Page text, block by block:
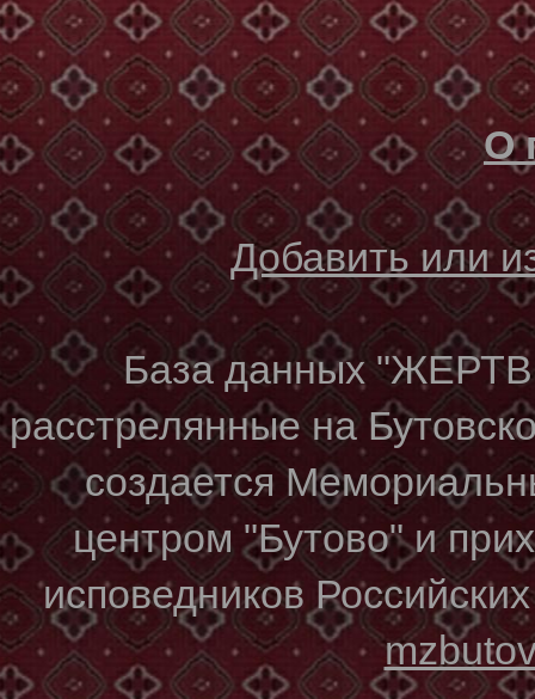
О
Добавить или
База данных
расстрелянные на
создается
центром "Бутово" и
исповедников